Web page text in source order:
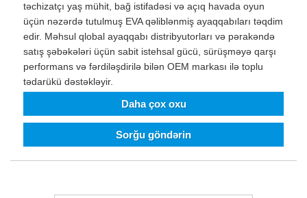
təchizatçı yaş mühit, bağ istifadəsi və açıq havada oyun
üçün nəzərdə tutulmuş EVA qəliblənmiş ayaqqabıları təqdim
edir. Məhsul qlobal ayaqqabı distribyutorları və pərakəndə
satış şəbəkələri üçün sabit istehsal gücü, sürüşməyə qarşı
performans və fərdiləşdirilə bilən OEM markası ilə toplu
tədarükü dəstəkləyir.
Daha çox oxu
Sorğu göndərin